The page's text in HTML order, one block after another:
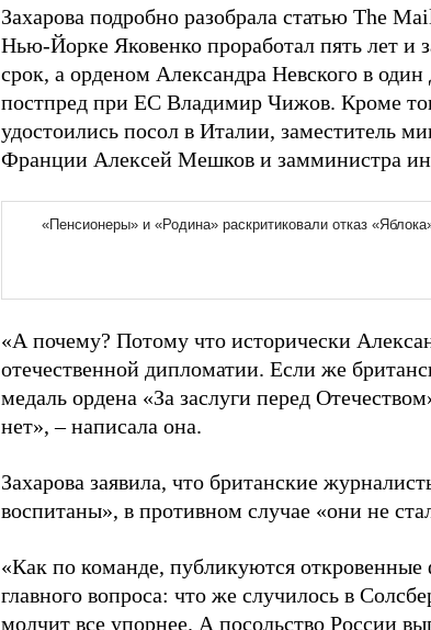
Захарова подробно разобрала статью The
Нью-Йорке Яковенко проработал пять лет и
срок, а орденом Александра Невского в
постпред при ЕС Владимир Чижов. Кроме
удостоились посол в Италии, заместитель
Франции Алексей Мешков и замминистра
«А почему? Потому что исторически
отечественной дипломатии. Если же
медаль ордена «За заслуги перед
нет», – написала она.
Захарова заявила, что британские
воспитаны», в противном случае «они не
«Как по команде, публикуются
главного вопроса: что же случилось в
молчит все упорнее. А посольство России